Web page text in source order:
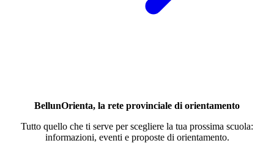
BellunOrienta, la rete provinciale di orientamento
Tutto quello che ti serve per scegliere la tua prossima scuola:
informazioni, eventi e proposte di orientamento.